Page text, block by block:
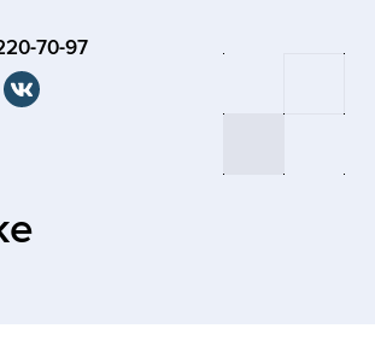
70-97